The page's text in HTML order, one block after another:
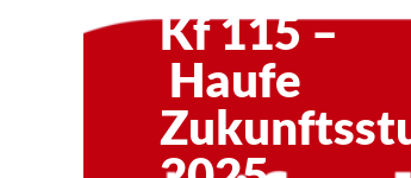
Kf 115 –
Haufe